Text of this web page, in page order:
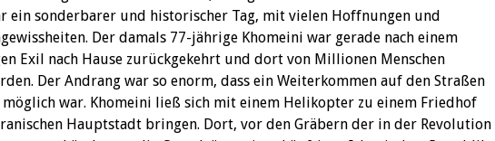
ein sonderbarer und historischer Tag, mit vielen Hoffnungen und
Der damals 77-jährige Khomeini war gerade nach einem
Exil nach Hause zurückgekehrt und dort von Millionen Menschen
Der Andrang war so enorm, dass ein Weiterkommen auf den Straßen
möglich war. Khomeini ließ sich mit einem Helikopter zu einem Friedhof
Hauptstadt bringen. Dort, vor den Gräbern der in der Revolution